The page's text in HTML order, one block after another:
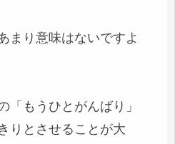
まり意味はないですよ
「もうひとがんばり」
りとさせることが大